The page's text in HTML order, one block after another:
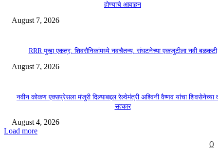
होण्याचे आवाहन
August 7, 2026
RRR पुन्हा एकत्र; शिवसैनिकांमध्ये नवचैतन्य, संघटनेच्या एकजुटीला नवी बळकटी
August 7, 2026
नवीन कोकण एक्सप्रेसला मंजुरी दिल्याबद्दल रेल्वेमंत्री अश्विनी वैष्णव यांचा शिवसेनेच्या
सत्कार
August 4, 2026
Load more
0